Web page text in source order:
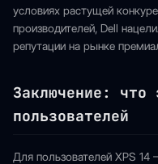
условиях растущей
производителей, Dell
репутации на рынке
Заключение: что
пользователей
Для пользователей XPS